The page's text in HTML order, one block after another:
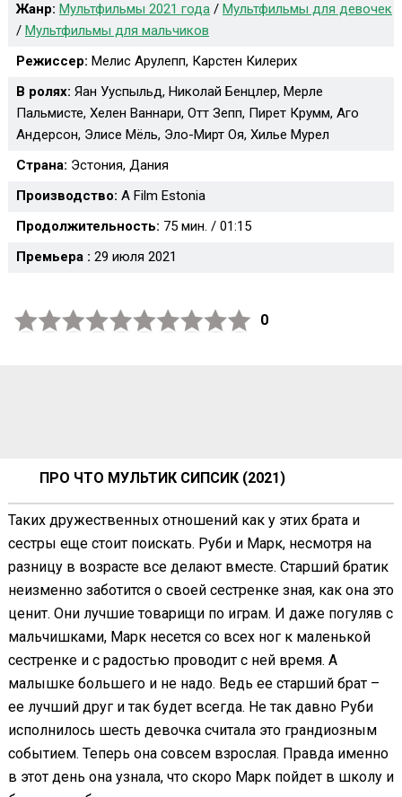
Жанр: Мультфильмы 2021 года / Мультфильмы для девочек
/ Мультфильмы для мальчиков
Режиссер: Мелис Арулепп, Карстен Килерих
В ролях: Яан Ууспыльд, Николай Бенцлер, Мерле
Пальмисте, Хелен Ваннари, Отт Зепп, Пирет Крумм, Аго
Андерсон, Элисе Мёль, Эло-Мирт Оя, Хилье Мурел
Страна: Эстония, Дания
Производство: A Film Estonia
Продолжительность: 75 мин. / 01:15
Премьера : 29 июля 2021
0
ПРО ЧТО МУЛЬТИК СИПСИК (2021)
Таких дружественных отношений как у этих брата и
сестры еще стоит поискать. Руби и Марк, несмотря на
разницу в возрасте все делают вместе. Старший братик
неизменно заботится о своей сестренке зная, как она это
ценит. Они лучшие товарищи по играм. И даже погуляв с
мальчишками, Марк несется со всех ног к маленькой
сестренке и с радостью проводит с ней время. А
малышке большего и не надо. Ведь ее старший брат –
ее лучший друг и так будет всегда. Не так давно Руби
исполнилось шесть девочка считала это грандиозным
событием. Теперь она совсем взрослая. Правда именно
в этот день она узнала, что скоро Марк пойдет в школу и